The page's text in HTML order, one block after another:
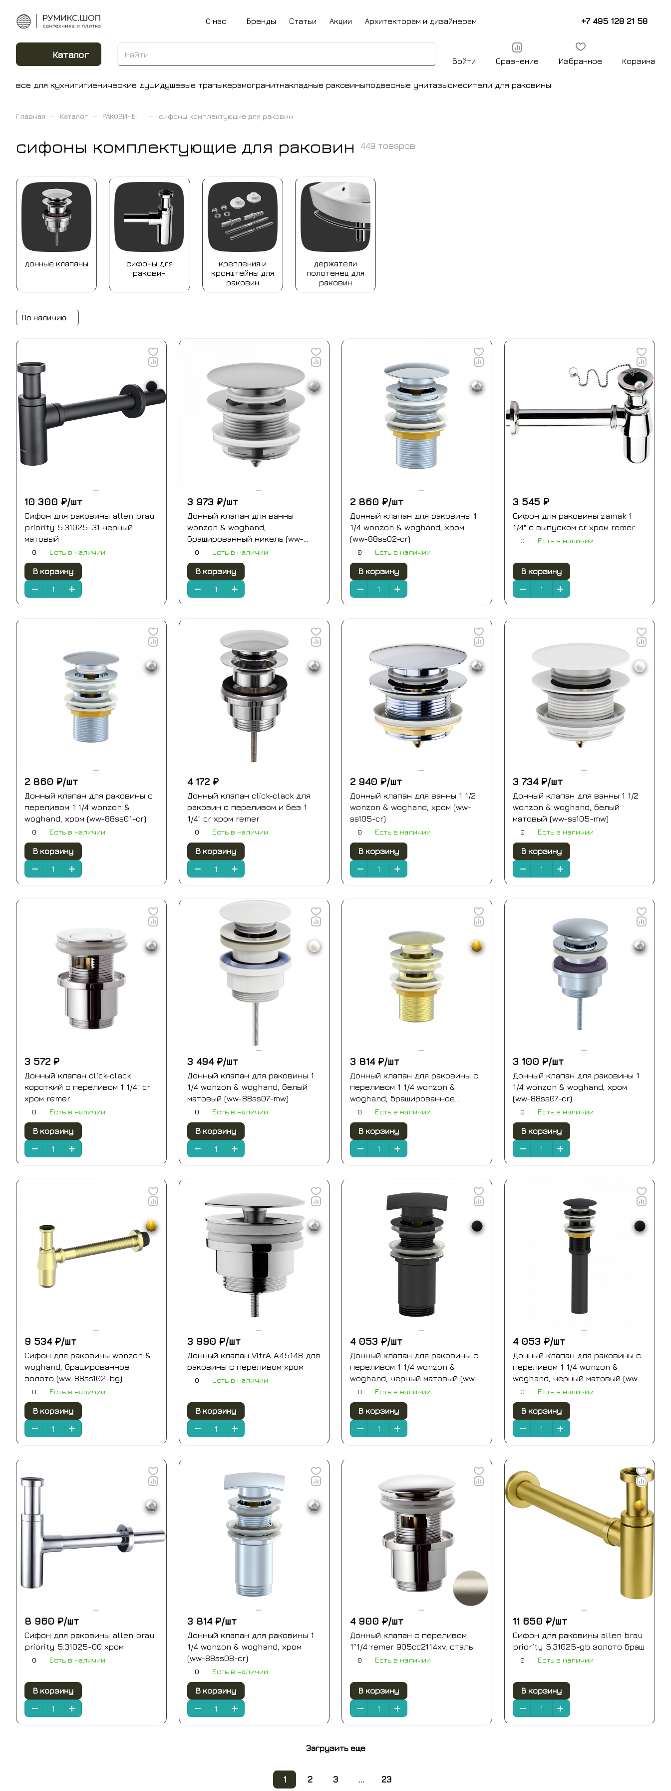
О нас Бренды Статьи Акции Архитекторам и дизайнерам +7 495 128 21 58
Каталог
Войти Сравнение Избранное Корзина
все для кухнигигиенические душидушевые трапыкерамогранитнакладные раковиныподвесные унитазысмесители для раковины
Главная – Каталог – РАКОВИНЫ – сифоны комплектующие для раковин
сифоны комплектующие для раковин 449 товаров
донные клапаны
сифоны для
раковин
крепления и
кронштейны для
раковин
держатели
полотенец для
раковин
По наличию
10 300 ₽/шт
Сифон для раковины allen brau
priority 5.31025-31 черный
матовый
0 Есть в наличии
В корзину
3 973 ₽/шт
Донный клапан для ванны
wonzon & woghand,
брашированный никель (ww-
ss105-bn)
0 Есть в наличии
В корзину
2 860 ₽/шт
Донный клапан для раковины 1
1/4 wonzon & woghand, хром
(ww-88ss02-cr)
0 Есть в наличии
В корзину
3 545 ₽
Сифон для раковины zamak 1
1/4" с выпуском cr хром remer
0 Есть в наличии
В корзину
2 860 ₽/шт
Донный клапан для раковины с
переливом 1 1/4 wonzon &
woghand, хром (ww-88ss01-cr)
0 Есть в наличии
В корзину
4 172 ₽
Донный клапан click-clack для
раковин с переливом и без 1
1/4" cr хром remer
0 Есть в наличии
В корзину
2 940 ₽/шт
Донный клапан для ванны 1 1/2
wonzon & woghand, хром (ww-
ss105-cr)
0 Есть в наличии
В корзину
3 734 ₽/шт
Донный клапан для ванны 1 1/2
wonzon & woghand, белый
матовый (ww-ss105-mw)
0 Есть в наличии
В корзину
3 572 ₽
Донный клапан click-clack
короткий с переливом 1 1/4" cr
хром remer
0 Есть в наличии
В корзину
3 494 ₽/шт
Донный клапан для раковины 1
1/4 wonzon & woghand, белый
матовый (ww-88ss07-mw)
0 Есть в наличии
В корзину
3 814 ₽/шт
Донный клапан для раковины с
переливом 1 1/4 wonzon &
woghand, брашированное
золото (ww-88ss01-bg)
0 Есть в наличии
В корзину
3 100 ₽/шт
Донный клапан для раковины 1
1/4 wonzon & woghand, хром
(ww-88ss07-cr)
0 Есть в наличии
В корзину
9 534 ₽/шт
Сифон для раковины wonzon &
woghand, брашированное
золото (ww-88ss102-bg)
0 Есть в наличии
В корзину
3 990 ₽/шт
Донный клапан VitrA A45148 для
раковины с переливом хром
0 Есть в наличии
В корзину
4 053 ₽/шт
Донный клапан для раковины с
переливом 1 1/4 wonzon &
woghand, черный матовый (ww-
88ss08-mb)
0 Есть в наличии
В корзину
4 053 ₽/шт
Донный клапан для раковины с
переливом 1 1/4 wonzon &
woghand, черный матовый (ww-
88ss03-mb)
0 Есть в наличии
В корзину
8 960 ₽/шт
Сифон для раковины allen brau
priority 5.31025-00 хром
0 Есть в наличии
В корзину
3 814 ₽/шт
Донный клапан для раковины 1
1/4 wonzon & woghand, хром
(ww-88ss08-cr)
0 Есть в наличии
В корзину
4 900 ₽/шт
Донный клапан с переливом
1”1/4 remer 905cc2114xv, сталь
0 Есть в наличии
В корзину
11 650 ₽/шт
Сифон для раковины allen brau
priority 5.31025-gb золото браш
0 Есть в наличии
В корзину
Загрузить еще
1 2 3 ... 23